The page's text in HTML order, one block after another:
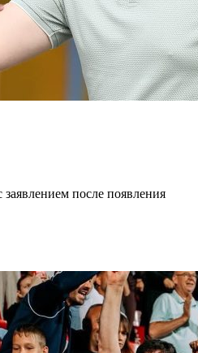
после появления